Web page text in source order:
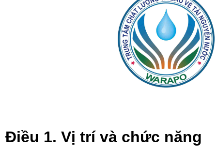
Điều 1. Vị trí và chức năng